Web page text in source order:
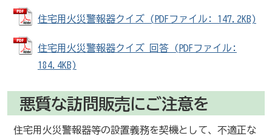
住宅用火災警報器クイズ (PDFファイル: 147.2KB)
住宅用火災警報器クイズ 回答 (PDFファイル:
184.4KB)
悪質な訪問販売にご注意を
住宅用火災警報器等の設置義務を契機として、不適正な